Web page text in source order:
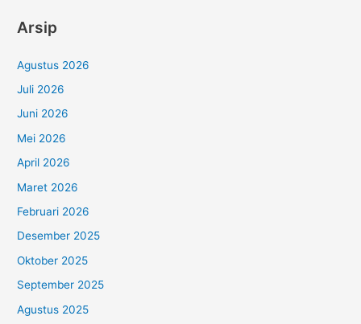
Arsip
Agustus 2026
Juli 2026
Juni 2026
Mei 2026
April 2026
Maret 2026
Februari 2026
Desember 2025
Oktober 2025
September 2025
Agustus 2025